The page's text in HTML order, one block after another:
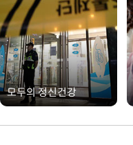
모두의 정신건강